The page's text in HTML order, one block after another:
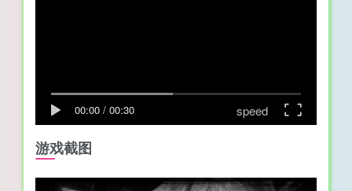
00:00 / 00:30 speed
游戏截图